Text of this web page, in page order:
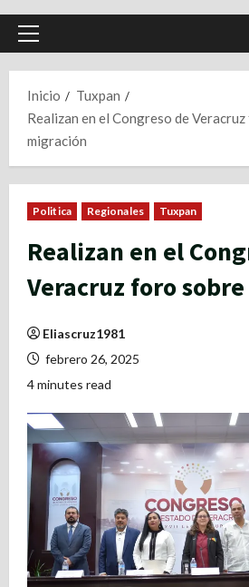
Menú
Inicio
Tuxpan
Realizan en el Congreso de
migración
Politica Regionales Tuxpan
Realizan en el
Veracruz foro
Eliascruz1981
febrero 26, 2025
4 minutes read